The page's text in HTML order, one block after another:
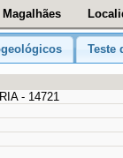
Teste
- 14721